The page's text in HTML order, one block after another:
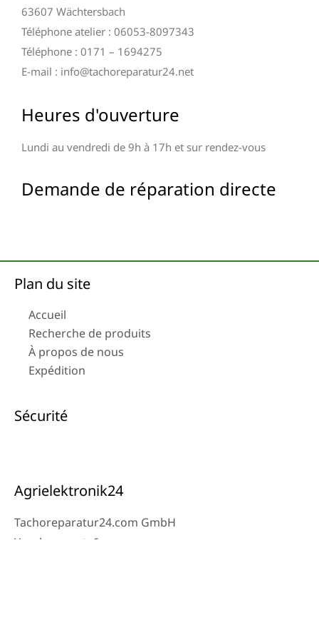
63607 Wächtersbach
Téléphone atelier : 06053-8097343
Téléphone : 0171 – 1694275
E-mail : info@tachoreparatur24.net
Heures d'ouverture
Lundi au vendredi de 9h à 17h et sur rendez-vous
Demande de réparation directe
Plan du site
Accueil
Recherche de produits
À propos de nous
Expédition
Sécurité
Agrielektronik24
Tachoreparatur24.com GmbH
Ysenburgerstr.6